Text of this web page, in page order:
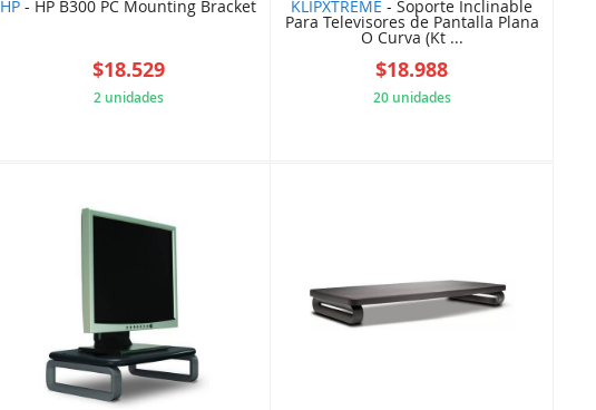
HP - HP B300 PC Mounting Bracket
$18.529
2 unidades
KLIPXTREME - Soporte Inclinable
Para Televisores de Pantalla Plana
O Curva (Kt ...
$18.988
20 unidades